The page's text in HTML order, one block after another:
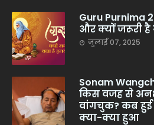
Guru Purnima
और क्यों जरूरी है
जुलाई 07, 2025
Sonam
किस वजह से
वांगचुक? कब
क्या-क्या हुआ